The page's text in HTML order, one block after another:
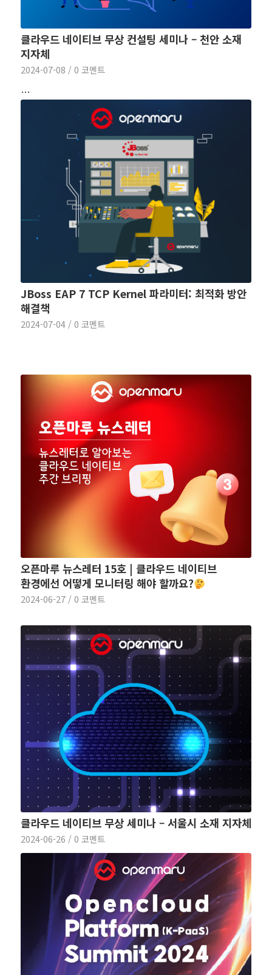
클라우드 네이티브 무상 컨설팅 세미나 – 천안 소재
지자체
2024-07-08 / 0 코멘트
…
JBoss EAP 7 TCP Kernel 파라미터: 최적화 방안
해결책
2024-07-04 / 0 코멘트
오픈마루 뉴스레터 15호 | 클라우드 네이티브
환경에선 어떻게 모니터링 해야 할까요?
2024-06-27 / 0 코멘트
클라우드 네이티브 무상 세미나 – 서울시 소재 지자체
2024-06-26 / 0 코멘트